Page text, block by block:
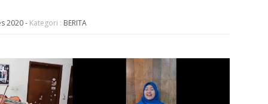
2020- Kategori : BERITA